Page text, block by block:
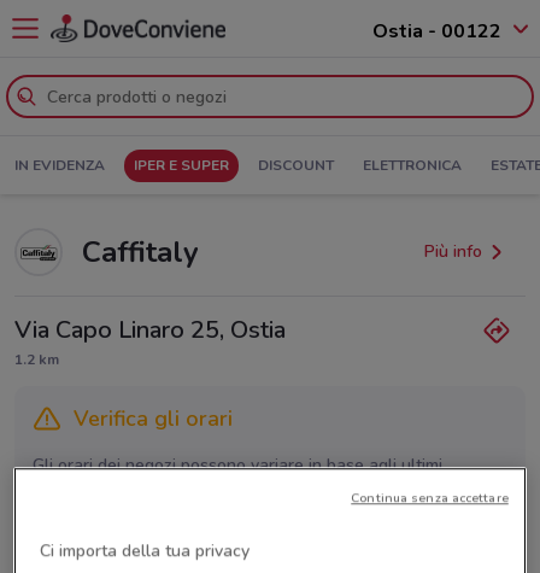
Ostia - 00122
IN EVIDENZA IPER E SUPER DISCOUNT ELETTRONICA
Caffitaly Più info
Via Capo Linaro 25, Ostia
1.2 km
Verifica gli orari
Gli orari dei negozi possono variare in base agli ultimi
provvedimenti regionali o nazionali. Verifica l’accuratezza
Ci importa della tua privacy
Continua senza accettare